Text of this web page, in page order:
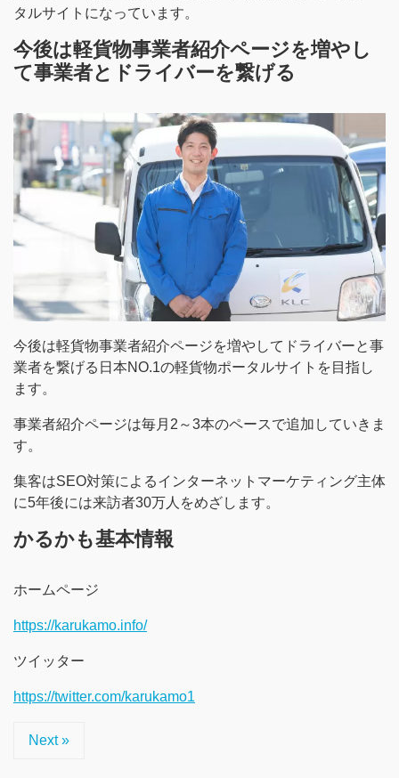
タルサイトになっています。
今後は軽貨物事業者紹介ページを増やし
て事業者とドライバーを繋げる
今後は軽貨物事業者紹介ページを増やしてドライバーと事
業者を繋げる日本NO.1の軽貨物ポータルサイトを目指し
ます。
事業者紹介ページは毎月2～3本のペースで追加していきま
す。
集客はSEO対策によるインターネットマーケティング主体
に5年後には来訪者30万人をめざします。
かるかも基本情報
ホームページ
https://karukamo.info/
ツイッター
https://twitter.com/karukamo1
Next »